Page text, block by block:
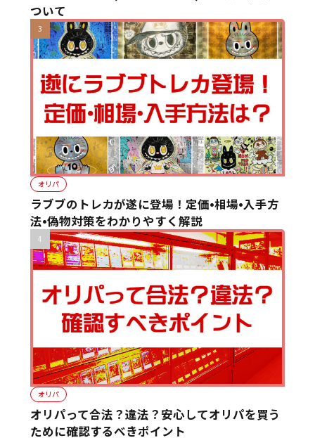
ついて
オリパ
ラブブのトレカが遂に登場！定価•相場•入手方
法•偽物対策をわかりやすく解説
オリパ
オリパって合法？違法？安心してオリパを買う
ために確認するべきポイント